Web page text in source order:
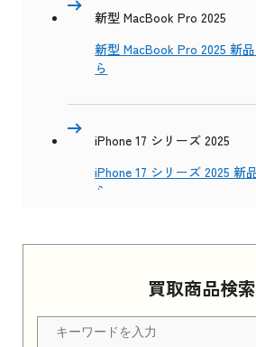
買取商品検索
新型 MacBook Pro 2025
新型 MacBook Pro 2025 新
ら
iPhone 17 シリーズ 2025
iPhone 17 シリーズ 2025 新
ら
Apple Watch Series 11 2025
ちら